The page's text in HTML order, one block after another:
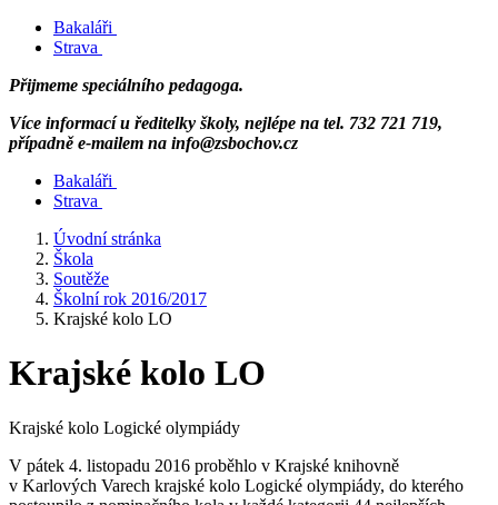
Bakaláři
Strava
Přijmeme speciálního pedagoga.
Více informací u ředitelky školy, nejlépe na tel. 732 721 719,
případně e-mailem na info@zsbochov.cz
Bakaláři
Strava
Úvodní stránka
Škola
Soutěže
Školní rok 2016/2017
Krajské kolo LO
Krajské kolo LO
Krajské kolo Logické olympiády
V pátek 4. listopadu 2016 proběhlo v Krajské knihovně
v Karlových Varech krajské kolo Logické olympiády, do kterého